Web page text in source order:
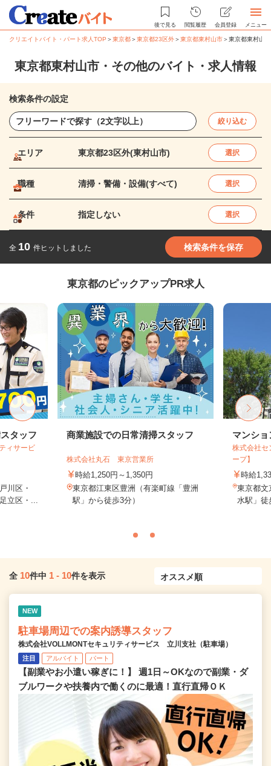
後で見る 閲覧履歴 会員登録 メニュー
クリエイトバイト・パート求人TOP ＞東京都＞東京都23区外＞東京都東村山市＞東京都東村山
東京都東村山市・その他のバイト・求人情報
検索条件の設定
絞り込む
エリア 東京都23区外(東村山市) 選択
職種 清掃・警備・設備(すべて) 選択
条件 指定しない 選択
全 10 件ヒットしました 検索条件を保存
東京都のピックアップPR求人
タッフ
ィサービ
川区・
立区・...
商業施設での日常清掃スタッフ
株式会社丸石 東京営業所
時給1,250円～1,350円
東京都江東区豊洲（有楽町線「豊洲
駅」から徒歩3分）
マンシ
株式会社
ープ】
時給
東京都文
水駅」
全 10件中 1 - 10件を表示
NEW
駐車場周辺での案内誘導スタッフ
株式会社VOLLMONTセキュリティサービス 立川支社（駐車場）
注目 アルバイト パート
【副業やお小遣い稼ぎに！】 週1日～OKなので副業・ダ
ブルワークや扶養内で働くのに最適！直行直帰ＯＫ